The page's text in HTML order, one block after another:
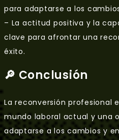
para adaptarse a los
– La actitud positiva y la
clave para afrontar una
éxito.
🔎 Conclusión
La reconversión profesional
mundo laboral actual y una
adaptarse a los cambios y